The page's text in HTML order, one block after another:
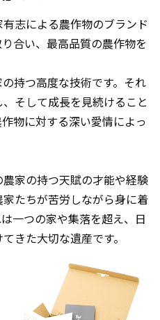
有志による農作物のブランド
合い、最高品質の農作物を
持つ高度な技術です。それ
そして成長を見続けること
物に対する深い愛情によっ
家の持つ天賦の才能や経験
たちが苦労しながら身に着
一つの家や集落を超え、日
きた大切な遺産です。